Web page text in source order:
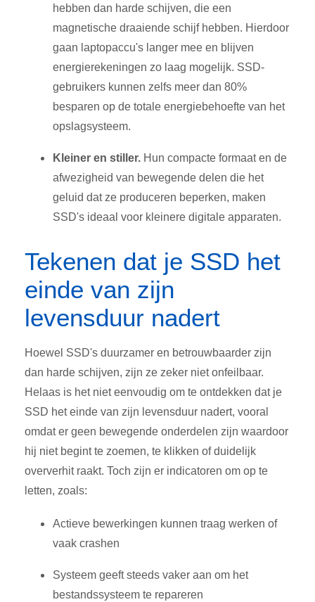
hebben dan harde schijven, die een
magnetische draaiende schijf hebben. Hierdoor
gaan laptopaccu's langer mee en blijven
energierekeningen zo laag mogelijk. SSD-
gebruikers kunnen zelfs meer dan 80%
besparen op de totale energiebehoefte van het
opslagsysteem.
Kleiner en stiller. Hun compacte formaat en de
afwezigheid van bewegende delen die het
geluid dat ze produceren beperken, maken
SSD's ideaal voor kleinere digitale apparaten.
Tekenen dat je SSD het
einde van zijn
levensduur nadert
Hoewel SSD's duurzamer en betrouwbaarder zijn
dan harde schijven, zijn ze zeker niet onfeilbaar.
Helaas is het niet eenvoudig om te ontdekken dat je
SSD het einde van zijn levensduur nadert, vooral
omdat er geen bewegende onderdelen zijn waardoor
hij niet begint te zoemen, te klikken of duidelijk
oververhit raakt. Toch zijn er indicatoren om op te
letten, zoals:
Actieve bewerkingen kunnen traag werken of
vaak crashen
Systeem geeft steeds vaker aan om het
bestandssysteem te repareren